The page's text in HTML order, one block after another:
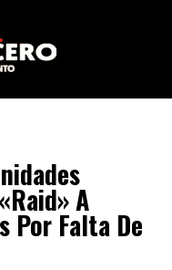
A
Por Falta De